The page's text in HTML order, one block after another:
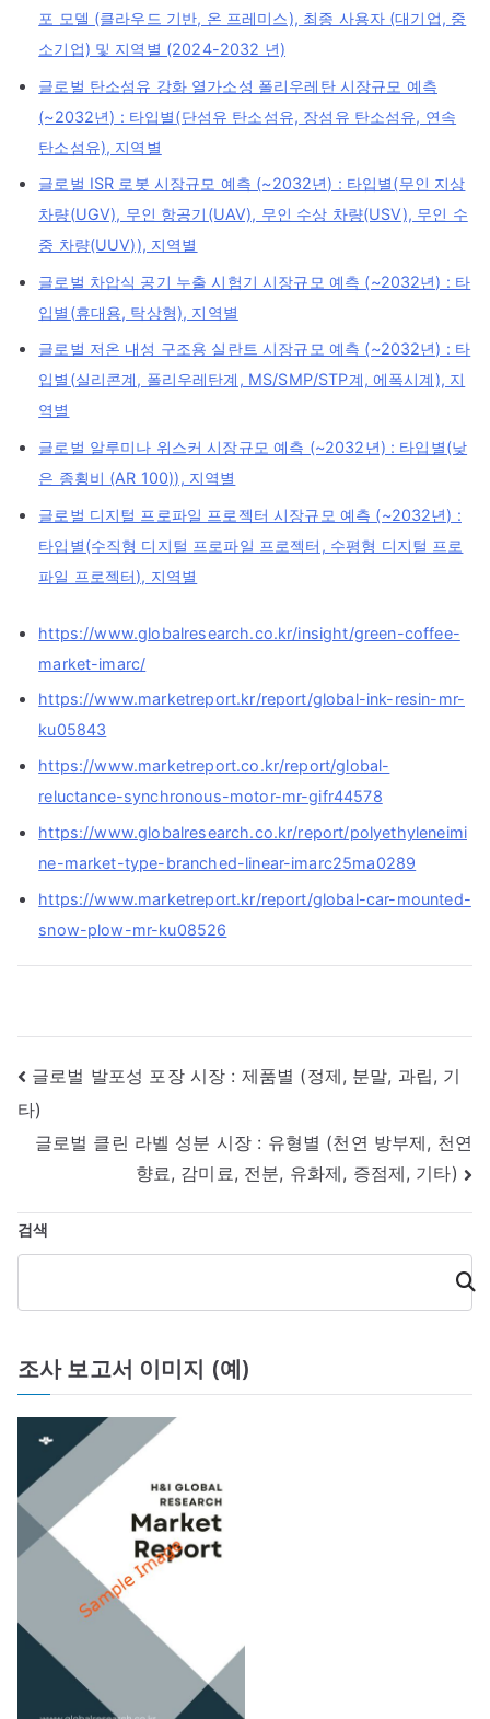
포 모델 (클라우드 기반, 온 프레미스), 최종 사용자 (대기업, 중
소기업) 및 지역별 (2024-2032 년)
글로벌 탄소섬유 강화 열가소성 폴리우레탄 시장규모 예측
(~2032년) : 타입별(단섬유 탄소섬유, 장섬유 탄소섬유, 연속
탄소섬유), 지역별
글로벌 ISR 로봇 시장규모 예측 (~2032년) : 타입별(무인 지상
차량(UGV), 무인 항공기(UAV), 무인 수상 차량(USV), 무인 수
중 차량(UUV)), 지역별
글로벌 차압식 공기 누출 시험기 시장규모 예측 (~2032년) : 타
입별(휴대용, 탁상형), 지역별
글로벌 저온 내성 구조용 실란트 시장규모 예측 (~2032년) : 타
입별(실리콘계, 폴리우레탄계, MS/SMP/STP계, 에폭시계), 지
역별
글로벌 알루미나 위스커 시장규모 예측 (~2032년) : 타입별(낮
은 종횡비 (AR 100)), 지역별
글로벌 디지털 프로파일 프로젝터 시장규모 예측 (~2032년) :
타입별(수직형 디지털 프로파일 프로젝터, 수평형 디지털 프로
파일 프로젝터), 지역별
https://www.globalresearch.co.kr/insight/green-coffee-
market-imarc/
https://www.marketreport.kr/report/global-ink-resin-mr-
ku05843
https://www.marketreport.co.kr/report/global-
reluctance-synchronous-motor-mr-gifr44578
https://www.globalresearch.co.kr/report/polyethyleneimi
ne-market-type-branched-linear-imarc25ma0289
https://www.marketreport.kr/report/global-car-mounted-
snow-plow-mr-ku08526
글
내
게
이
션
글로벌 발포성 포장 시장 : 제품별 (정제, 분말, 과립, 기
타)
글로벌 클린 라벨 성분 시장 : 유형별 (천연 방부제, 천연
향료, 감미료, 전분, 유화제, 증점제, 기타)
검색
검
색
조사 보고서 이미지 (예)